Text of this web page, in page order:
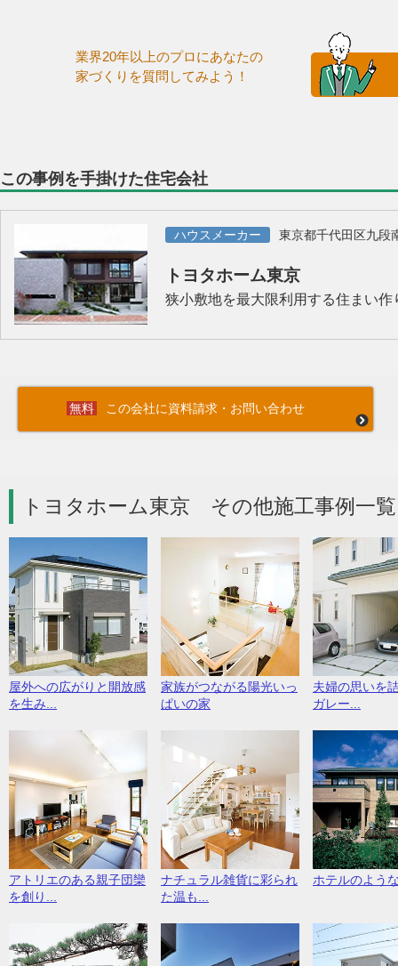
業界20年以上のプロにあなたの
家づくりを質問してみよう！
この事例を手掛けた住宅会社
ハウスメーカー 東京都千代田区九段
トヨタホーム東京
狭小敷地を最大限利用する住まい作
この会社に資料請求・お問い合わせ
トヨタホーム東京 その他施工事例一
屋外への広がりと開放感
を生み...
家族がつながる陽光いっ
ぱいの家
夫婦の思いを
ガレー...
アトリエのある親子団欒
を創り...
ナチュラル雑貨に彩られ
た温も...
ホテルのよう